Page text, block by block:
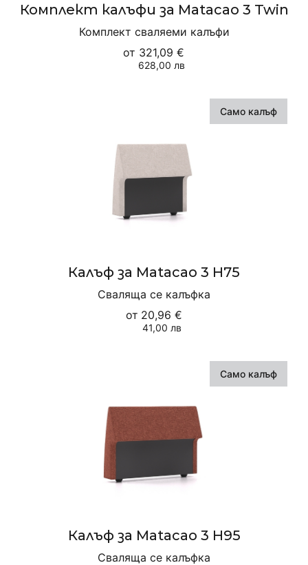
Комплект калъфи за Matacao 3 Twin
Комплект сваляеми калъфи
от 321,09 €
628,00 лв
Само калъф
Калъф за Matacao 3 H75
Сваляща се калъфка
от 20,96 €
41,00 лв
Само калъф
Калъф за Matacao 3 H95
Сваляща се калъфка